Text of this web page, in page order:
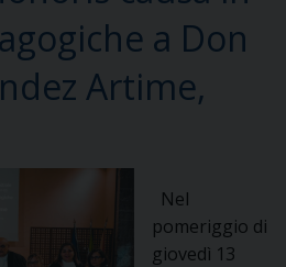
a Don
Artime,
Nel
pomeriggio di
giovedì 13